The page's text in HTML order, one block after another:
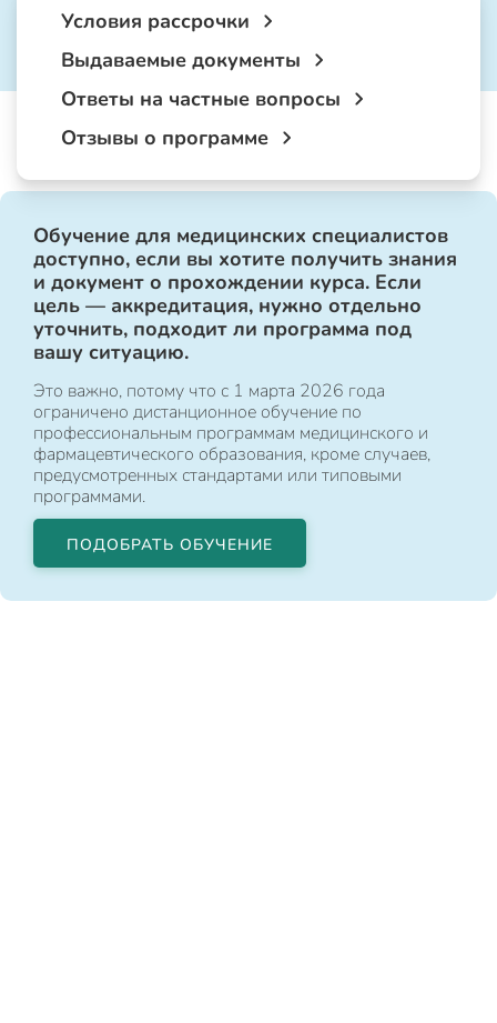
Условия рассрочки
Выдаваемые документы
Ответы на частные вопросы
Отзывы о программе
Обучение для медицинских специалистов
доступно, если вы хотите получить знания
и документ о прохождении курса. Если
цель — аккредитация, нужно отдельно
уточнить, подходит ли программа под
вашу ситуацию.
Это важно, потому что с 1 марта 2026 года
ограничено дистанционное обучение по
профессиональным программам медицинского и
фармацевтического образования, кроме случаев,
предусмотренных стандартами или типовыми
программами.
ПОДОБРАТЬ ОБУЧЕНИЕ